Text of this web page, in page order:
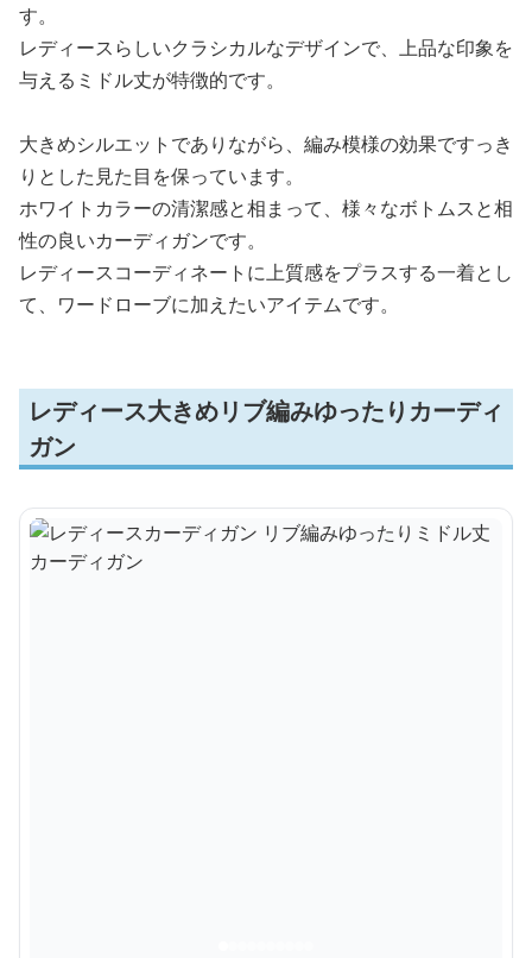
す。
レディースらしいクラシカルなデザインで、上品な印象を
与えるミドル丈が特徴的です。
大きめシルエットでありながら、編み模様の効果ですっき
りとした見た目を保っています。
ホワイトカラーの清潔感と相まって、様々なボトムスと相
性の良いカーディガンです。
レディースコーディネートに上質感をプラスする一着とし
て、ワードローブに加えたいアイテムです。
レディース大きめリブ編みゆったりカーディ
ガン